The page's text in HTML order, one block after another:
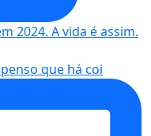
que há coi